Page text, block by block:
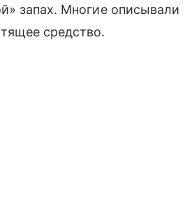
запах. Многие описывали
средство.